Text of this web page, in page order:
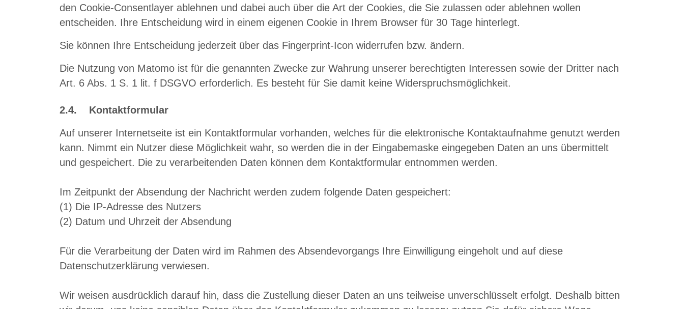
den Cookie-Consentlayer ablehnen und dabei auch über die Art der Cookies, die Sie zulassen oder ablehnen wollen
entscheiden. Ihre Entscheidung wird in einem eigenen Cookie in Ihrem Browser für 30 Tage hinterlegt.
Sie können Ihre Entscheidung jederzeit über das Fingerprint-Icon widerrufen bzw. ändern.
Die Nutzung von Matomo ist für die genannten Zwecke zur Wahrung unserer berechtigten Interessen sowie der Dritter nach
Art. 6 Abs. 1 S. 1 lit. f DSGVO erforderlich. Es besteht für Sie damit keine Widerspruchsmöglichkeit.
2.4. Kontaktformular
Auf unserer Internetseite ist ein Kontaktformular vorhanden, welches für die elektronische Kontaktaufnahme genutzt werden
kann. Nimmt ein Nutzer diese Möglichkeit wahr, so werden die in der Eingabemaske eingegeben Daten an uns übermittelt
und gespeichert. Die zu verarbeitenden Daten können dem Kontaktformular entnommen werden.
Im Zeitpunkt der Absendung der Nachricht werden zudem folgende Daten gespeichert:
(1) Die IP-Adresse des Nutzers
(2) Datum und Uhrzeit der Absendung
Für die Verarbeitung der Daten wird im Rahmen des Absendevorgangs Ihre Einwilligung eingeholt und auf diese
Datenschutzerklärung verwiesen.
Wir weisen ausdrücklich darauf hin, dass die Zustellung dieser Daten an uns teilweise unverschlüsselt erfolgt. Deshalb bitten